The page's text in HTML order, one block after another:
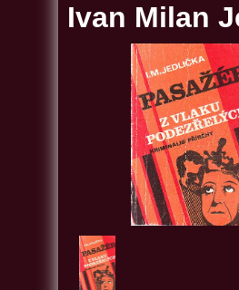
Ivan Milan